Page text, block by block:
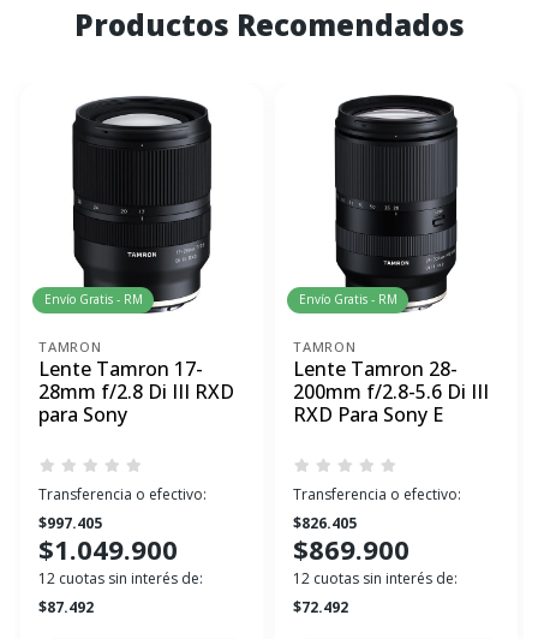
Productos Recomendados
Envío Gratis - RM
TAMRON
Lente Tamron 17-
28mm f/2.8 Di III RXD
para Sony
Transferencia o efectivo:
$997.405
$1.049.900
12 cuotas sin interés de:
$87.492
Envío Gratis - RM
TAMRON
Lente Tamron 28-
200mm f/2.8-5.6 Di III
RXD Para Sony E
Transferencia o efectivo:
$826.405
$869.900
12 cuotas sin interés de:
$72.492